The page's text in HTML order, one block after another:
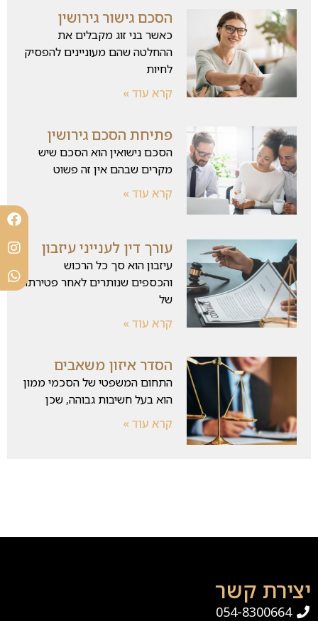
הסכם גישור גירושין
כאשר בני זוג מקבלים את
ההחלטה שהם מעוניינים להפסיק
לחיות
קרא עוד »
פתיחת הסכם גירושין
הסכם נישואין הוא הסכם שיש
מקרים שבהם אין זה פשוט
קרא עוד »
עורך דין לענייני עיזבון
עיזבון הוא סך כל הרכוש
והכספים שנותרים לאחר פטירתו
של
קרא עוד »
הסדר איזון משאבים
התחום המשפטי של הסכמי ממון
הוא בעל חשיבות גבוהה, שכן
קרא עוד »
יצירת קשר
054-8300664